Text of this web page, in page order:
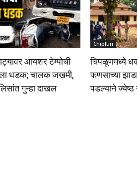
आयशर टेम्पोची
धडक; चालक जखमी,
गुन्हा दाखल
Chiplun
चिपळूणमध्ये
फणसाच्या
पडल्याने ज्येष्ठ